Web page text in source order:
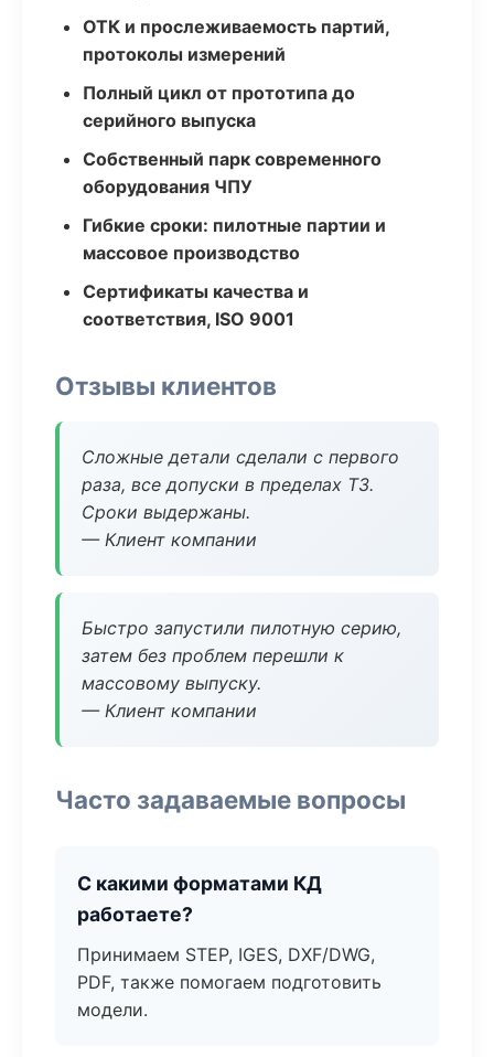
ОТК и прослеживаемость партий,
протоколы измерений
Полный цикл от прототипа до
серийного выпуска
Собственный парк современного
оборудования ЧПУ
Гибкие сроки: пилотные партии и
массовое производство
Сертификаты качества и
соответствия, ISO 9001
Отзывы клиентов
Сложные детали сделали с первого
раза, все допуски в пределах ТЗ.
Сроки выдержаны.
— Клиент компании
Быстро запустили пилотную серию,
затем без проблем перешли к
массовому выпуску.
— Клиент компании
Часто задаваемые вопросы
С какими форматами КД
работаете?
Принимаем STEP, IGES, DXF/DWG,
PDF, также помогаем подготовить
модели.